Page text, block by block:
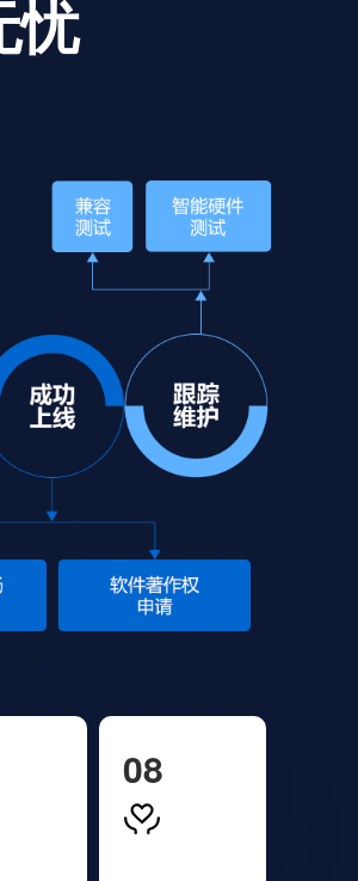
忧
08